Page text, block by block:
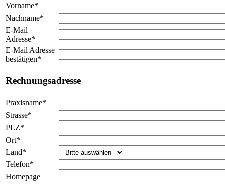
Vorname*
Nachname*
E-Mail
Adresse*
E-Mail Adresse
bestätigen*
Rechnungsadresse
Praxisname*
Strasse*
PLZ*
Ort*
Land*
Telefon*
Homepage